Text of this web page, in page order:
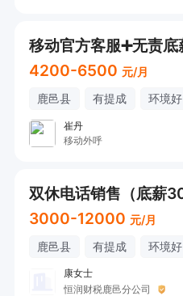
4200-6500 元/月
鹿邑县 有提成 环境好
崔丹
移动外呼
3000-12000 元/月
鹿邑县 有提成 环境好
康女士
恒润财税鹿邑分公司